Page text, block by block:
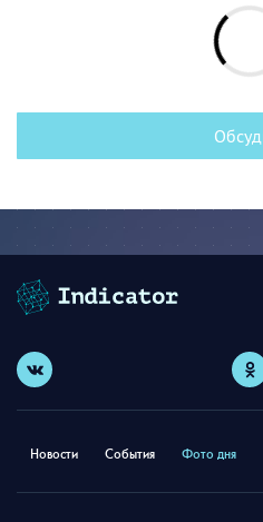
Новости События Фото дня